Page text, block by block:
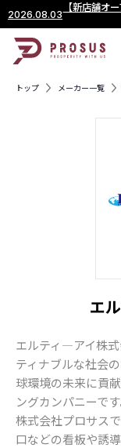
2026.08.03
【新店舗オ
トップ メーカー一覧
エ
エルティ―アイ株
ティナブルな社会
球環境の未来に貢
ングカンパニーです
株式会社プロサス
口などの看板や誘